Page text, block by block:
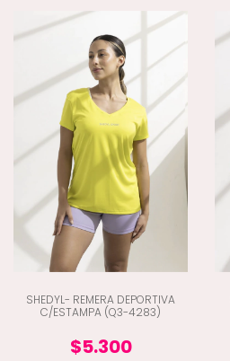
SHEDYL- REMERA DEPORTIVA
C/ESTAMPA (Q3-4283)
$5.300